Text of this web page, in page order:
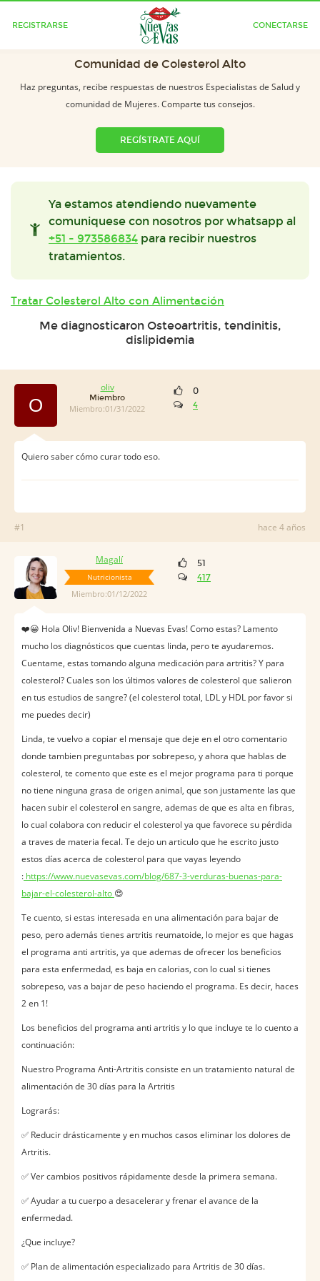
REGISTRARSE CONECTARSE
Comunidad de Colesterol Alto
Haz preguntas, recibe respuestas de nuestros Especialistas de Salud y
comunidad de Mujeres. Comparte tus consejos.
REGÍSTRATE AQUÍ
Ya estamos atendiendo nuevamente
comuniquese con nosotros por whatsapp al
+51 - 973586834 para recibir nuestros
tratamientos.
Tratar Colesterol Alto con Alimentación
Me diagnosticaron Osteoartritis, tendinitis,
dislipidemia
O
oliv
Miembro
Miembro:01/31/2022
0
4
Quiero saber cómo curar todo eso.
#1 hace 4 años
Magalí
Nutricionista
Miembro:01/12/2022
51
417
❤️️😀 Hola Oliv! Bienvenida a Nuevas Evas! Como estas? Lamento
mucho los diagnósticos que cuentas linda, pero te ayudaremos.
Cuentame, estas tomando alguna medicación para artritis? Y para
colesterol? Cuales son los últimos valores de colesterol que salieron
en tus estudios de sangre? (el colesterol total, LDL y HDL por favor si
me puedes decir)
Linda, te vuelvo a copiar el mensaje que deje en el otro comentario
donde tambien preguntabas por sobrepeso, y ahora que hablas de
colesterol, te comento que este es el mejor programa para ti porque
no tiene ninguna grasa de origen animal, que son justamente las que
hacen subir el colesterol en sangre, ademas de que es alta en fibras,
lo cual colabora con reducir el colesterol ya que favorece su pérdida
a traves de materia fecal. Te dejo un articulo que he escrito justo
estos días acerca de colesterol para que vayas leyendo
: https://www.nuevasevas.com/blog/687-3-verduras-buenas-para-
bajar-el-colesterol-alto 😍
Te cuento, si estas interesada en una alimentación para bajar de
peso, pero además tienes artritis reumatoide, lo mejor es que hagas
el programa anti artritis, ya que ademas de ofrecer los beneficios
para esta enfermedad, es baja en calorias, con lo cual si tienes
sobrepeso, vas a bajar de peso haciendo el programa. Es decir, haces
2 en 1!
Los beneficios del programa anti artritis y lo que incluye te lo cuento a
continuación:
Nuestro Programa Anti-Artritis consiste en un tratamiento natural de
alimentación de 30 días para la Artritis
Lograrás:
✅ Reducir drásticamente y en muchos casos eliminar los dolores de
Artritis.
✅ Ver cambios positivos rápidamente desde la primera semana.
✅ Ayudar a tu cuerpo a desacelerar y frenar el avance de la
enfermedad.
¿Que incluye?
✅ Plan de alimentación especializado para Artritis de 30 días.